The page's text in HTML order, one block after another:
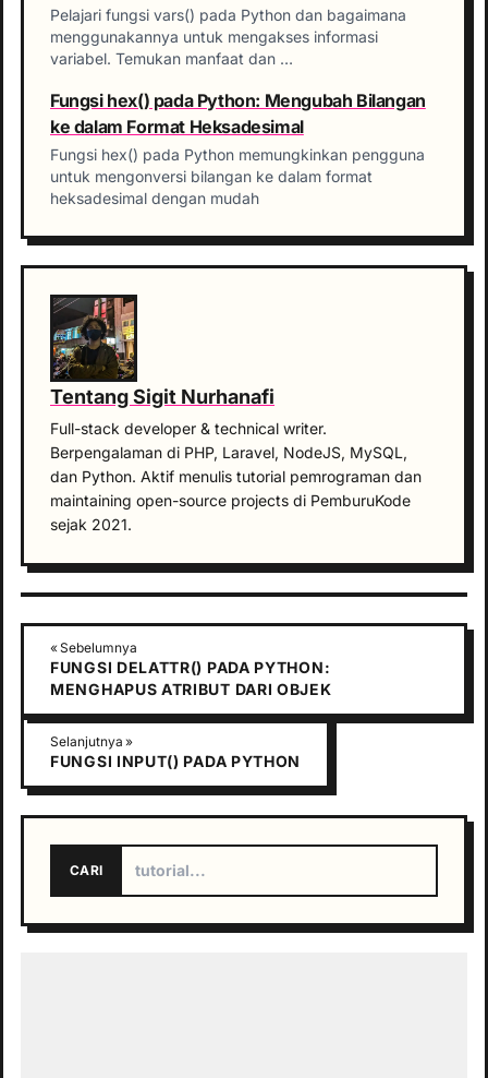
Pelajari fungsi vars() pada Python dan bagaimana
menggunakannya untuk mengakses informasi
variabel. Temukan manfaat dan …
Fungsi hex() pada Python: Mengubah Bilangan
ke dalam Format Heksadesimal
Fungsi hex() pada Python memungkinkan pengguna
untuk mengonversi bilangan ke dalam format
heksadesimal dengan mudah
Tentang Sigit Nurhanafi
Full-stack developer & technical writer.
Berpengalaman di PHP, Laravel, NodeJS, MySQL,
dan Python. Aktif menulis tutorial pemrograman dan
maintaining open-source projects di PemburuKode
sejak 2021.
« Sebelumnya
FUNGSI DELATTR() PADA PYTHON:
MENGHAPUS ATRIBUT DARI OBJEK
Selanjutnya »
FUNGSI INPUT() PADA PYTHON
CARI